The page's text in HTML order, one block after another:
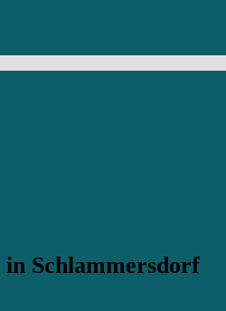
Schlammersdorf